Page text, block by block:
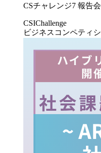
CSチャレンジ7 報告
CSIChallenge
ビジネスコンペティ